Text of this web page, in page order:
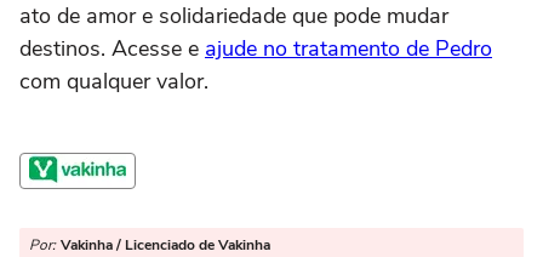
ato de amor e solidariedade que pode mudar
destinos. Acesse e ajude no tratamento de Pedro
com qualquer valor.
Por: Vakinha / Licenciado de Vakinha